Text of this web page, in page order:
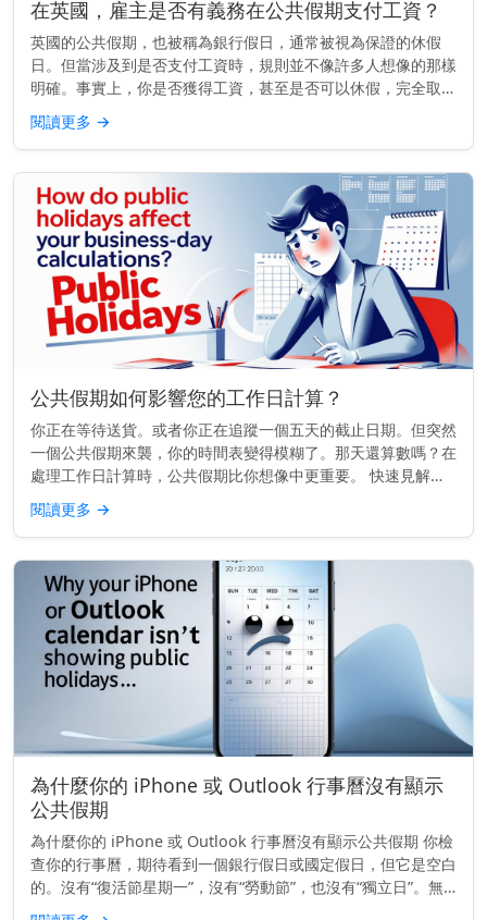
在英國，雇主是否有義務在公共假期支付工資？
英國的公共假期，也被稱為銀行假日，通常被視為保證的休假
日。但當涉及到是否支付工資時，規則並不像許多人想像的那樣
明確。事實上，你是否獲得工資，甚至是否可以休假，完全取決
於你的合約內容。 重點提示： 在英國，除非你的合約另有規
定，否則雇主法律上...
閱讀更多 →
公共假期如何影響您的工作日計算？
你正在等待送貨。或者你正在追蹤一個五天的截止日期。但突然
一個公共假期來襲，你的時間表變得模糊了。那天還算數嗎？在
處理工作日計算時，公共假期比你想像中更重要。 快速見解：
公共假期不算作工作日。它們會延長時間表，推遲截止日期，並
影響運輸、銀行...
閱讀更多 →
為什麼你的 iPhone 或 Outlook 行事曆沒有顯示
公共假期
為什麼你的 iPhone 或 Outlook 行事曆沒有顯示公共假期 你檢
查你的行事曆，期待看到一個銀行假日或國定假日，但它是空白
的。沒有“復活節星期一”，沒有“勞動節”，也沒有“獨立日”。無
論你使用的是 iPhone 還是 Outlook...